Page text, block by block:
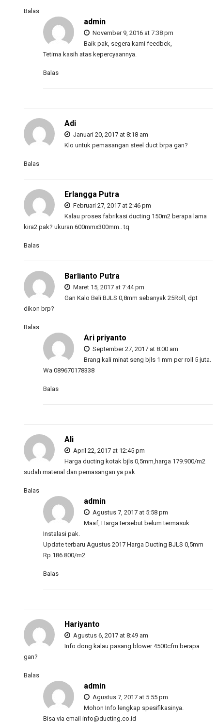
Balas
admin
November 9, 2016 at 7:38 pm
Baik pak, segera kami feedbck,
Tetima kasih atas kepercyaannya.
Balas
Adi
Januari 20, 2017 at 8:18 am
Klo untuk pemasangan steel duct brpa gan?
Balas
Erlangga Putra
Februari 27, 2017 at 2:46 pm
Kalau proses fabrikasi ducting 150m2 berapa lama
kira2 pak? ukuran 600mmx300mm.. tq
Balas
Barlianto Putra
Maret 15, 2017 at 7:44 pm
Gan Kalo Beli BJLS 0,8mm sebanyak 25Roll, dpt
dikon brp?
Balas
Ari priyanto
September 27, 2017 at 8:00 am
Brang kali minat seng bjls 1 mm per roll 5 juta.
Wa 089670178338
Balas
Ali
April 22, 2017 at 12:45 pm
Harga ducting kotak bjls 0,5mm,harga 179.900/m2
sudah material dan pemasangan ya pak
Balas
admin
Agustus 7, 2017 at 5:58 pm
Maaf, Harga tersebut belum termasuk
Instalasi pak.
Update terbaru Agustus 2017 Harga Ducting BJLS 0,5mm
Rp.186.800/m2
Balas
Hariyanto
Agustus 6, 2017 at 8:49 am
Info dong kalau pasang blower 4500cfm berapa
gan?
Balas
admin
Agustus 7, 2017 at 5:55 pm
Mohon Info lengkap spesifikasinya.
Bisa via emailinfo@ducting.co.id